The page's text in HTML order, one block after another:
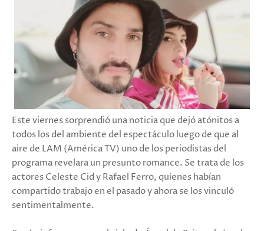
Este viernes sorprendió una noticia que dejó atónitos a
todos los del ambiente del espectáculo luego de que al
aire de LAM (América TV) uno de los periodistas del
programa revelara un presunto romance. Se trata de los
actores Celeste Cid y Rafael Ferro, quienes habían
compartido trabajo en el pasado y ahora se los vinculó
sentimentalmente.